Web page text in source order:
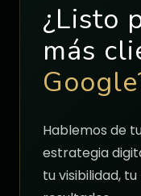
¿Listo
más
Hablemos de
estrategia
tu visibilidad,